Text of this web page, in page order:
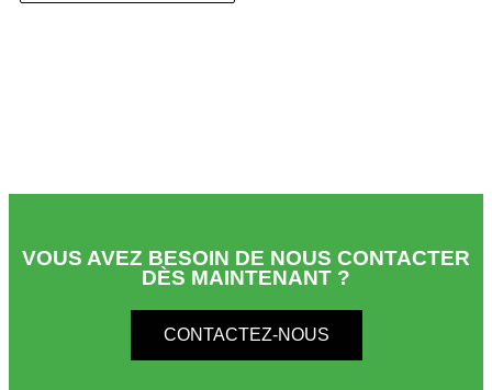
VOUS AVEZ BESOIN DE NOUS CONTACTER
DÈS MAINTENANT ?
CONTACTEZ-NOUS